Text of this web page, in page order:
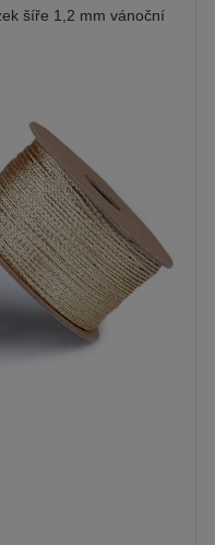
šíře 1,2 mm vánoční